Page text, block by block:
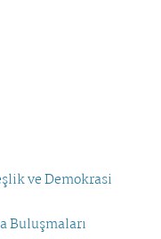
ve Demokrasi
Buluşmaları